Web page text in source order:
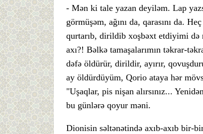
- Mən ki tale yazan deyiləm. Lap
görmüşəm, ağını da, qarasını da.
qurtarıb, dirildib xoşbəxt etdiyimi də
axı?! Bəlkə tamaşalarımın təkrar-
dəfə öldürür, dirildir, ayırır,
ay öldürdüyüm, Qorio ataya hər
"Uşaqlar, pis nişan alırsınız...
bu günlərə qoyur məni.
Dionisin səltənətində axıb-axıb bir-